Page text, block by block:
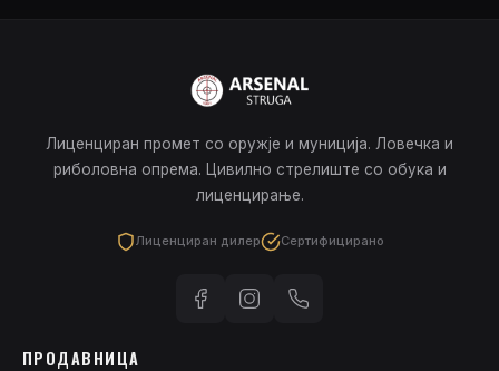
Лиценциран промет со оружје и муниција. Ловечка и
риболовна опрема. Цивилно стрелиште со обука и
лиценцирање.
Лиценциран дилер Сертифицирано
ПРОДАВНИЦА